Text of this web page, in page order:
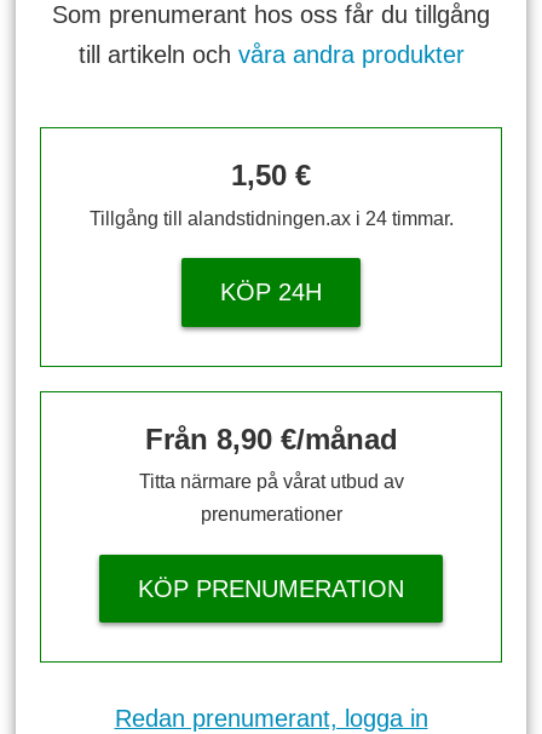
Som prenumerant hos oss får du tillgång
till artikeln och våra andra produkter
1,50 €
Tillgång till alandstidningen.ax i 24 timmar.
KÖP 24H
Från 8,90 €/månad
Titta närmare på vårat utbud av
prenumerationer
KÖP PRENUMERATION
Redan prenumerant, logga in